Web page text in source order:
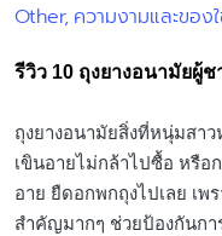
Posted
Other ความงามและของ
รีวิว 10 ถุงยางอนามัยผู้
ถุงยางอนามัยสิ่งที่หนุ่มสา
เขินอายไม่กล้าไปซื้อ หรือ
อาย ยืดอกพกถุงไปเลย เพ
สำคัญมากๆ ช่วยป้องกันกา